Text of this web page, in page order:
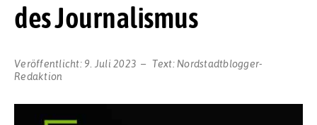
des Journalismus
Veröffentlicht: 9. Juli 2023 Text: Nordstadtblogger-
Redaktion